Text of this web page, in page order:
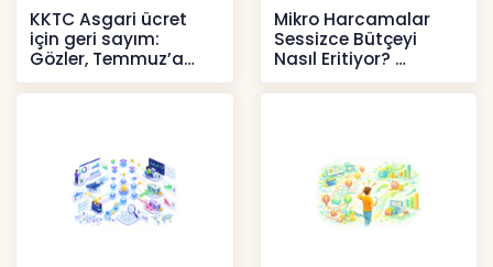
KKTC Asgari ücret
için geri sayım:
Gözler, Temmuz’a
yansıması beklenen
artışta
Mikro Harcamalar
Sessizce Bütçeyi
Nasıl Eritiyor?
İçerikler